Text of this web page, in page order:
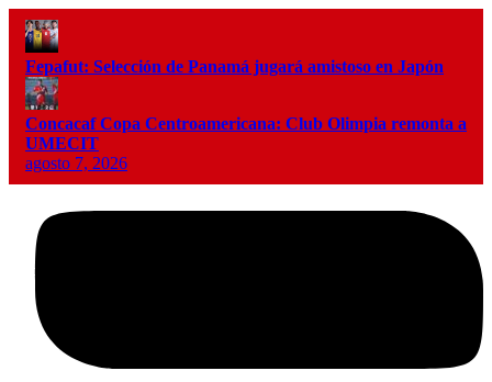
Fepafut: Selección de Panamá jugará amistoso en Japón
Concacaf Copa Centroamericana: Club Olimpia remonta a
UMECIT
agosto 7, 2026